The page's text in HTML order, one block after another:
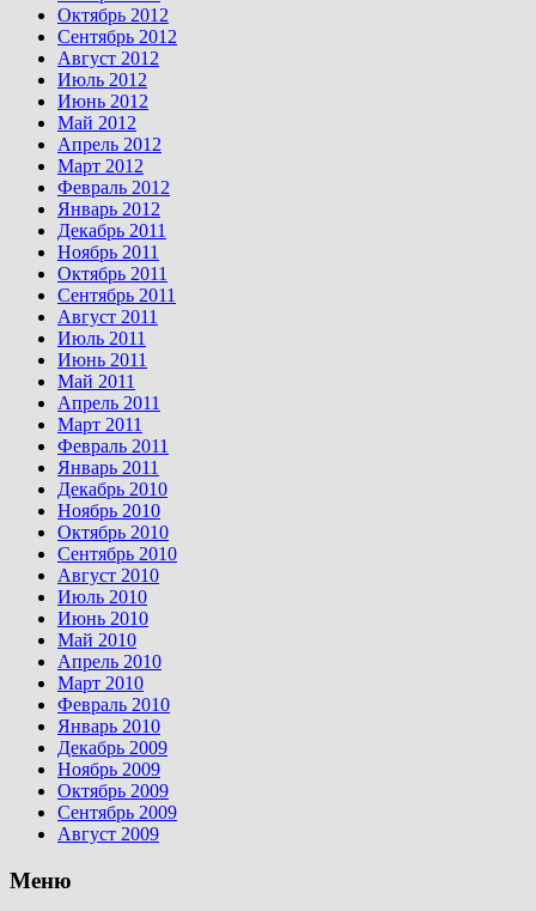
Октябрь 2012
Сентябрь 2012
Август 2012
Июль 2012
Июнь 2012
Май 2012
Апрель 2012
Март 2012
Февраль 2012
Январь 2012
Декабрь 2011
Ноябрь 2011
Октябрь 2011
Сентябрь 2011
Август 2011
Июль 2011
Июнь 2011
Май 2011
Апрель 2011
Март 2011
Февраль 2011
Январь 2011
Декабрь 2010
Ноябрь 2010
Октябрь 2010
Сентябрь 2010
Август 2010
Июль 2010
Июнь 2010
Май 2010
Апрель 2010
Март 2010
Февраль 2010
Январь 2010
Декабрь 2009
Ноябрь 2009
Октябрь 2009
Сентябрь 2009
Август 2009
Меню